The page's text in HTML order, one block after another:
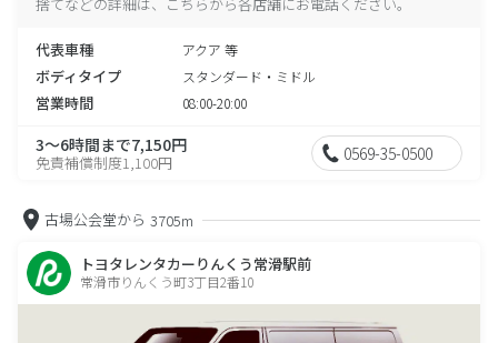
代表車種 アクア 等
ボディタイプ スタンダード・ミドル
営業時間 08:00-20:00
3～6時間まで7,150円
免責補償制度1,100円 0569-35-0500
古場公会堂から 3705m
トヨタレンタカーりんくう常滑駅前
常滑市りんくう町3丁目2番10